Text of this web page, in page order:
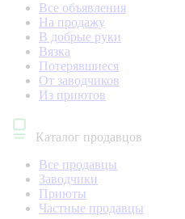
Все объявления
На продажу
В добрые руки
Вязка
Потерявшиеся
От заводчиков
Из приютов
Каталог продавцов
Все продавцы
Заводчики
Приюты
Частные продавцы